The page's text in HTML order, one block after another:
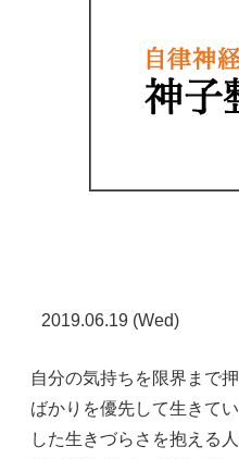
2019.06.19 (Wed)
自分の気持ちを限界まで
ばかりを優先して生きて
した生きづらさを抱える